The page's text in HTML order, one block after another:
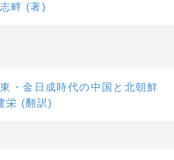
畔 (著)
・金日成時代の中国と北朝鮮
(翻訳)